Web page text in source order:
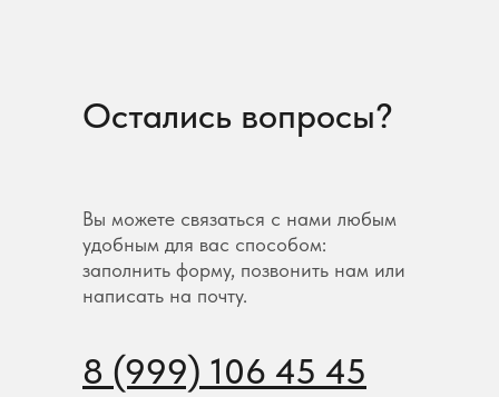
Остались вопросы?
Вы можете связаться с нами любым
удобным для вас способом:
заполнить форму, позвонить нам или
написать на почту.
8 (999) 106 45 45